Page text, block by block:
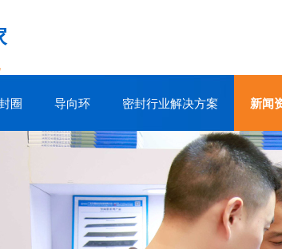
圈 导向环 密封行业解决方案 新闻